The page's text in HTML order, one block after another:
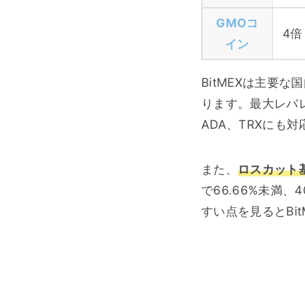
GMOコ
イン
4倍
BitMEXは主要な
ります。最大レバ
ADA、TRXにも対
また、ロスカット
で66.66%未満、
すい点を見ると